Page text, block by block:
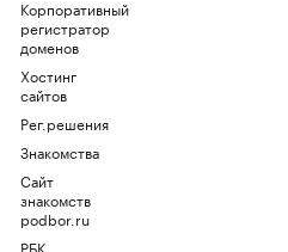
Корпоративный
регистратор
доменов
Хостинг
сайтов
Рег.решения
Знакомства
Сайт
знакомств
podbor.ru
РБК